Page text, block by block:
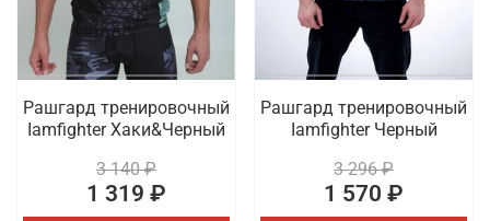
Рашгард тренировочный
Iamfighter Хаки&Черный
3 140 ₽
1 319 ₽
Рашгард тренировочный
Iamfighter Черный
3 296 ₽
1 570 ₽